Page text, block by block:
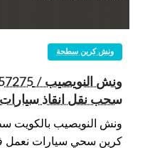
ونش كرين سطحة
سحب نقل انقاذ سيارات
ونش النويصيب بالكويت
كرين سحي سيارات نعمل